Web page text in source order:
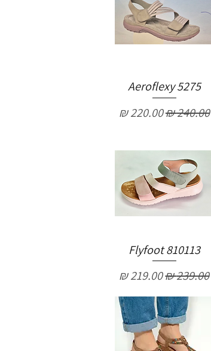
Aeroflexy 5275
מחיר רגיל‏240.00 ‏₪ מחיר מבצע‏220.00 ‏₪
Flyfoot 810113
מחיר רגיל‏239.00 ‏₪ מחיר מבצע‏219.00 ‏₪